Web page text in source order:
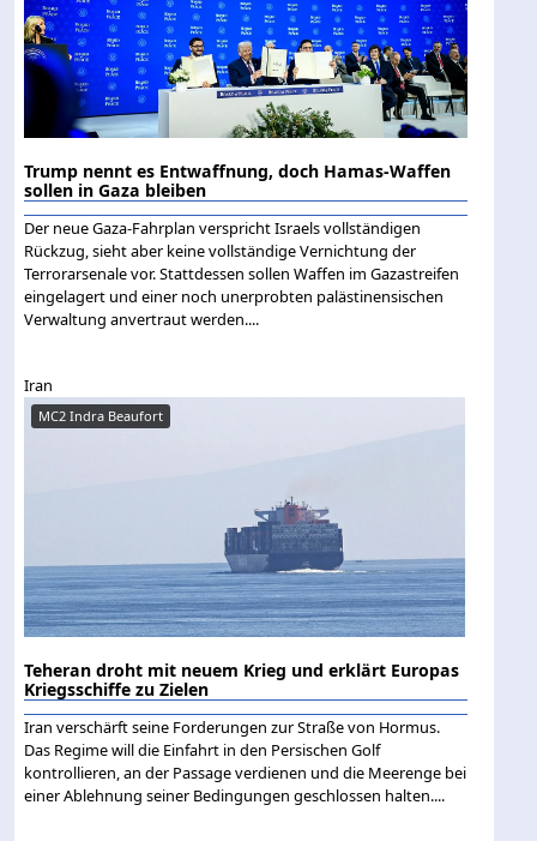
Trump nennt es Entwaffnung, doch Hamas-Waffen
sollen in Gaza bleiben
Der neue Gaza-Fahrplan verspricht Israels vollständigen
Rückzug, sieht aber keine vollständige Vernichtung der
Terrorarsenale vor. Stattdessen sollen Waffen im Gazastreifen
eingelagert und einer noch unerprobten palästinensischen
Verwaltung anvertraut werden....
Iran
MC2 Indra Beaufort
Teheran droht mit neuem Krieg und erklärt Europas
Kriegsschiffe zu Zielen
Iran verschärft seine Forderungen zur Straße von Hormus.
Das Regime will die Einfahrt in den Persischen Golf
kontrollieren, an der Passage verdienen und die Meerenge bei
einer Ablehnung seiner Bedingungen geschlossen halten....